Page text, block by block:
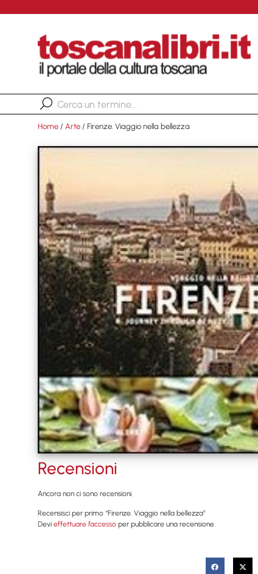
Home / Arte / Firenze. Viaggio nella bellezza
Recensioni
Ancora non ci sono recensioni.
Recensisci per primo “Firenze. Viaggio nella bellezza”
Devi effettuare l’accesso per pubblicare una recensione.